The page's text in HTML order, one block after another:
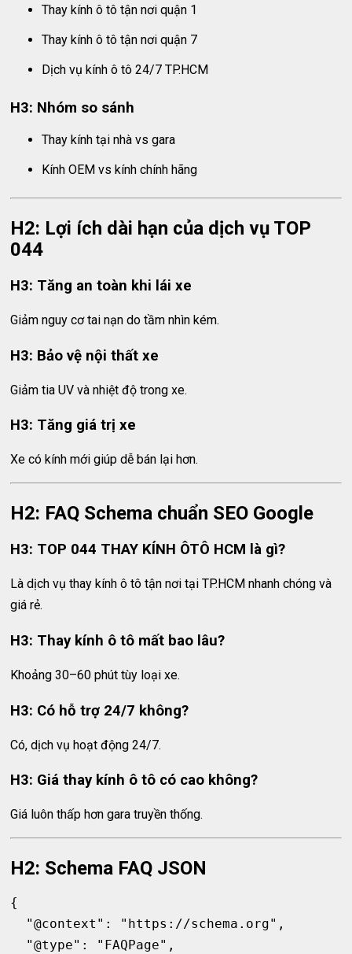
Thay kính ô tô tận nơi quận 1
Thay kính ô tô tận nơi quận 7
Dịch vụ kính ô tô 24/7 TP.HCM
H3: Nhóm so sánh
Thay kính tại nhà vs gara
Kính OEM vs kính chính hãng
H2: Lợi ích dài hạn của dịch vụ TOP
044
H3: Tăng an toàn khi lái xe
Giảm nguy cơ tai nạn do tầm nhìn kém.
H3: Bảo vệ nội thất xe
Giảm tia UV và nhiệt độ trong xe.
H3: Tăng giá trị xe
Xe có kính mới giúp dễ bán lại hơn.
H2: FAQ Schema chuẩn SEO Google
H3: TOP 044 THAY KÍNH ÔTÔ HCM là gì?
Là dịch vụ thay kính ô tô tận nơi tại TP.HCM nhanh chóng và
giá rẻ.
H3: Thay kính ô tô mất bao lâu?
Khoảng 30–60 phút tùy loại xe.
H3: Có hỗ trợ 24/7 không?
Có, dịch vụ hoạt động 24/7.
H3: Giá thay kính ô tô có cao không?
Giá luôn thấp hơn gara truyền thống.
H2: Schema FAQ JSON
{
  "@context": "https://schema.org",
  "@type": "FAQPage",